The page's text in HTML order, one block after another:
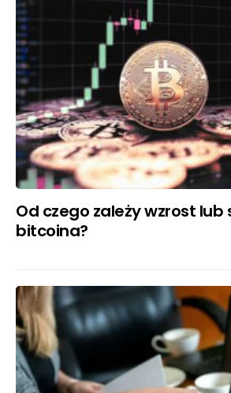
Od czego zależy wzrost lub
bitcoina?